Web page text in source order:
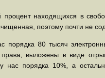
находящихся в
поэтому почти не
порядка 80 тысяч
права, выложены в виде
нас порядка 10%, а